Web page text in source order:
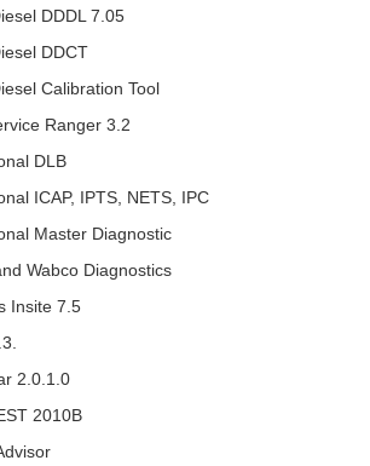
DDDL 7.05
DDCT
Calibration Tool
Ranger 3.2
DLB
ICAP, IPTS, NETS, IPC
Master Diagnostic
Wabco Diagnostics
Insite 7.5
2.0.1.0
2010B